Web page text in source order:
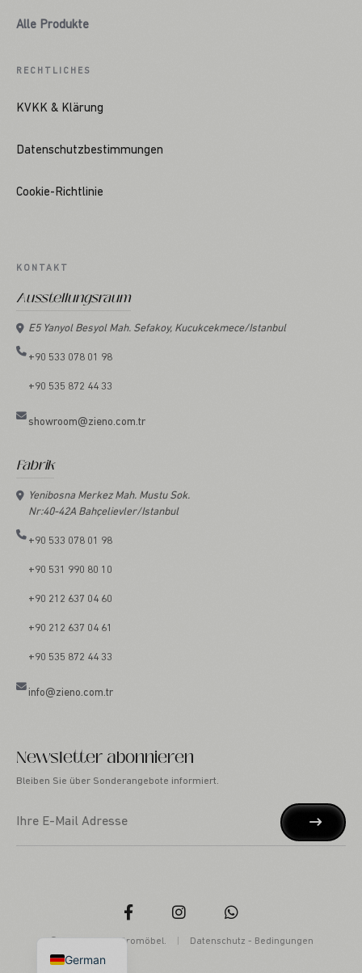
Alle Produkte
RECHTLICHES
KVKK & Klärung
Datenschutzbestimmungen
Cookie-Richtlinie
KONTAKT
Ausstellungsraum
E5 Yanyol Besyol Mah. Sefakoy, Kucukcekmece/Istanbul
+90 533 078 01 98
+90 535 872 44 33
showroom@zieno.com.tr
Fabrik
Yenibosna Merkez Mah. Mustu Sok.
Nr:40-42A Bahçelievler/Istanbul
+90 533 078 01 98
+90 531 990 80 10
+90 212 637 04 60
+90 212 637 04 61
+90 535 872 44 33
info@zieno.com.tr
Newsletter abonnieren
Bleiben Sie über Sonderangebote informiert.
© 2025 ZIENO Büromöbel. Datenschutz - Bedingungen
German